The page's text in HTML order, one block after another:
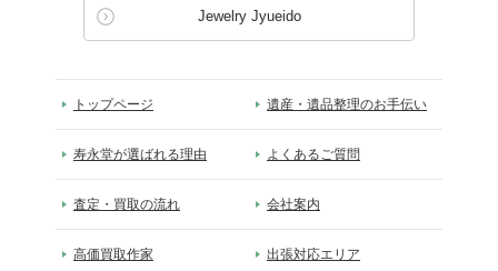
Jewelry Jyueido
トップページ 遺産・遺品整理のお手伝い
寿永堂が選ばれる理由 よくあるご質問
査定・買取の流れ 会社案内
高価買取作家 出張対応エリア